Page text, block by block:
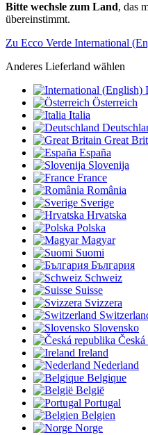
Bitte wechsle zum Land, das
übereinstimmt.
Zu Ecco Verde International
Anderes Lieferland wählen
Österreich
Italia
Great
España
Slovenija
France
România
Sverige
Hrvatska
Polska
Magyar
Suomi
България
Schweiz
Suisse
Svizzera
Slovensko
Ireland
Nederland
Belgique
België
Portugal
Belgien
Norge